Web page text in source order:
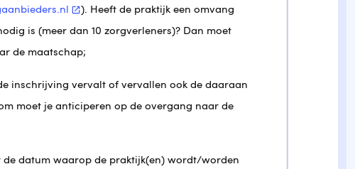
). Heeft de praktijk een omvang
is (meer dan 10 zorgverleners)? Dan moet
de maatschap;
inschrijving vervalt of vervallen ook de daaraan
moet je anticiperen op de overgang naar de
de datum waarop de praktijk(en) wordt/worden